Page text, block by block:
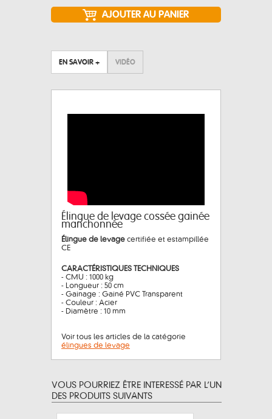
EN SAVOIR + VIDÉO
Élingue de levage cossée gainée
manchonnée
Élingue de levage certifiée et estampillée
CE
CARACTÉRISTIQUES TECHNIQUES
- CMU : 1000 kg
- Longueur : 50 cm
- Gainage : Gainé PVC Transparent
- Couleur : Acier
- Diamètre : 10 mm
Voir tous les articles de la catégorie
élingues de levage
VOUS POURRIEZ ÊTRE INTERESSÉ PAR L’UN
DES PRODUITS SUIVANTS